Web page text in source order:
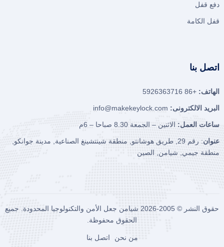
دفع قفل
قفل الكامة
اتصل بنا
الهاتف: +86 5926363716
البريد الالكترونى: info@makekeylock.com
ساعات العمل: الاثنين – الجمعة 8.30 صباحا – 6م
عنوان
: رقم 29, طريق هوشانتو, منطقة شينتشينغ الصناعية, مدينة جوانكو,
منطقة جيمي, شيامن, الصين
حقوق النشر © 2005-2026 شيامن جعل الأمن والتكنولوجيا المحدودة. جميع
الحقوق محفوظة.
من نحن اتصل بنا